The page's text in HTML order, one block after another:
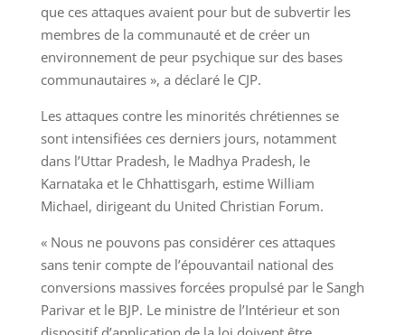
que ces attaques avaient pour but de subvertir les
membres de la communauté et de créer un
environnement de peur psychique sur des bases
communautaires », a déclaré le CJP.
Les attaques contre les minorités chrétiennes se
sont intensifiées ces derniers jours, notamment
dans l’Uttar Pradesh, le Madhya Pradesh, le
Karnataka et le Chhattisgarh, estime William
Michael, dirigeant du United Christian Forum.
« Nous ne pouvons pas considérer ces attaques
sans tenir compte de l’épouvantail national des
conversions massives forcées propulsé par le Sangh
Parivar et le BJP. Le ministre de l’Intérieur et son